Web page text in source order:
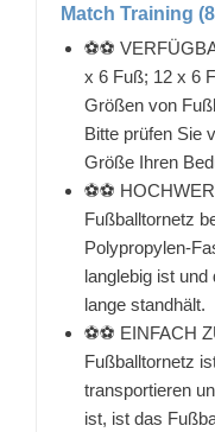
Match Training
⚽⚽
x 6 Fuß; 12 x 6
Größen von
Bitte prüfen Sie
Größe Ihren
⚽⚽
Fußballtornetz
Polypropylen-
langlebig ist
lange standhält.
⚽⚽ EINFACH
Fußballtornetz
transportieren
ist, ist das